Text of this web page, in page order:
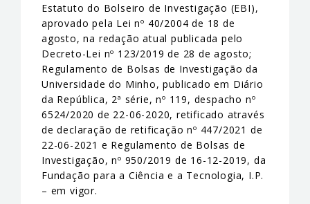
Estatuto do Bolseiro de Investigação (EBI),
aprovado pela Lei nº 40/2004 de 18 de
agosto, na redação atual publicada pelo
Decreto-Lei nº 123/2019 de 28 de agosto;
Regulamento de Bolsas de Investigação da
Universidade do Minho, publicado em Diário
da República, 2ª série, nº 119, despacho nº
6524/2020 de 22-06-2020, retificado através
de declaração de retificação nº 447/2021 de
22-06-2021 e Regulamento de Bolsas de
Investigação, nº 950/2019 de 16-12-2019, da
Fundação para a Ciência e a Tecnologia, I.P.
– em vigor.